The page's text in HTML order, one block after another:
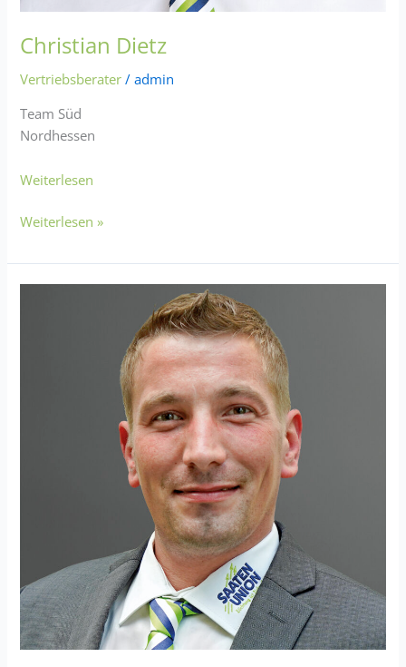
Christian Dietz
Vertriebsberater /admin
Team Süd
Nordhessen
Weiterlesen
Weiterlesen »